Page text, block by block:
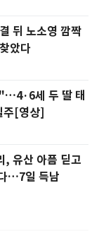
뒤 노소영 깜짝
았다
세 두 딸 태
주[영상]
유산 아픔 딛고
…7일 득남